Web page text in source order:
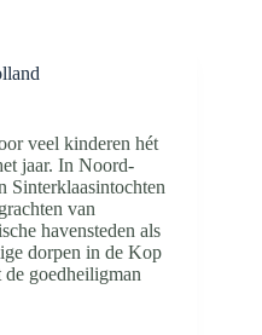
veel kinderen hét
jaar. In Noord-
Sinterklaasintochten
van
havensteden als
dorpen in de Kop
goedheiligman